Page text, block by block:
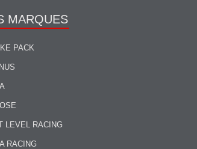
MARQUES
PACK
LEVEL RACING
RACING